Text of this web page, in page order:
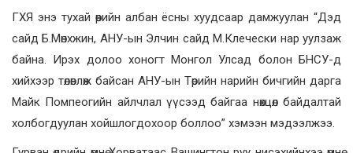
ГХЯ энэ тухай өөрийн албан ёсны хуудсаар дамжуулан “Дэд
сайд Б.Мөнхжин, АНУ-ын Элчин сайд М.Клечески нар уулзаж
байна. Ирэх долоо хоногт Монгол Улсад болон БНСУ-д
хийхээр төлөвлөж байсан АНУ-ын Төрийн нарийн бичгийн дарга
Майк Помпеогийн айлчлал үүсээд байгаа нөхцөл байдалтай
холбогдуулан хойшлогдохоор боллоо” хэмээн мэдээлжээ.